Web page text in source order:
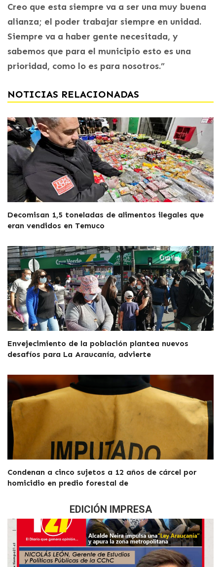
Creo que esta siempre va a ser una muy buena
alianza; el poder trabajar siempre en unidad.
Siempre va a haber gente necesitada, y
sabemos que para el municipio esto es una
prioridad, como lo es para nosotros.”
NOTICIAS RELACIONADAS
Decomisan 1,5 toneladas de alimentos ilegales que
eran vendidos en Temuco
Envejecimiento de la población plantea nuevos
desafíos para La Araucanía, advierte
Condenan a cinco sujetos a 12 años de cárcel por
homicidio en predio forestal de
EDICIÓN IMPRESA